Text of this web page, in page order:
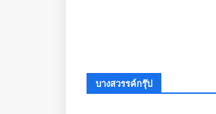
บางสวรรค์กรุ๊ป